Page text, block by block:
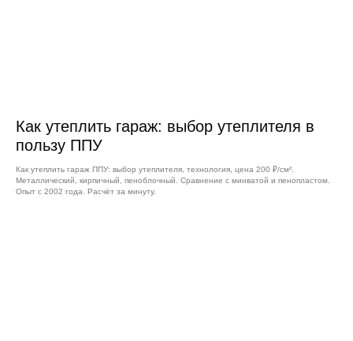
Как утеплить гараж: выбор утеплителя в
пользу ППУ
Как утеплить гараж ППУ: выбор утеплителя, технология, цена 200 ₽/см².
Металлический, кирпичный, пеноблочный. Сравнение с минватой и пенопластом.
Опыт с 2002 года. Расчёт за минуту.